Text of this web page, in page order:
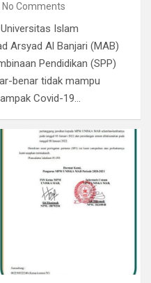
No Comments
Islam
Arsyad Al Banjari (MAB)
Pendidikan (SPP)
benar tidak mampu
Covid-19…